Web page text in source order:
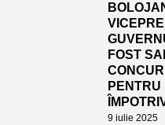
FOST
9 iulie 2025